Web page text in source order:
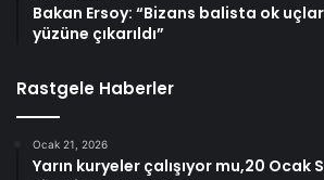
Bakan Ersoy: “Bizans balista ok
yüzüne çıkarıldı”
Rastgele Haberler
Ocak 21, 2026
Yarın kuryeler çalışıyor mu,20 Ocak